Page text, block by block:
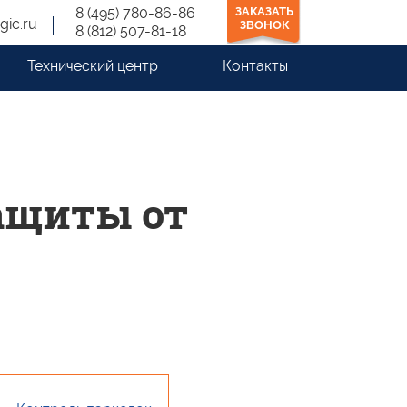
8 (495) 780-86-86
8 (812) 507-81-18
ЗАКАЗАТЬ
ЗВОНОК
Технический центр Контакты
от